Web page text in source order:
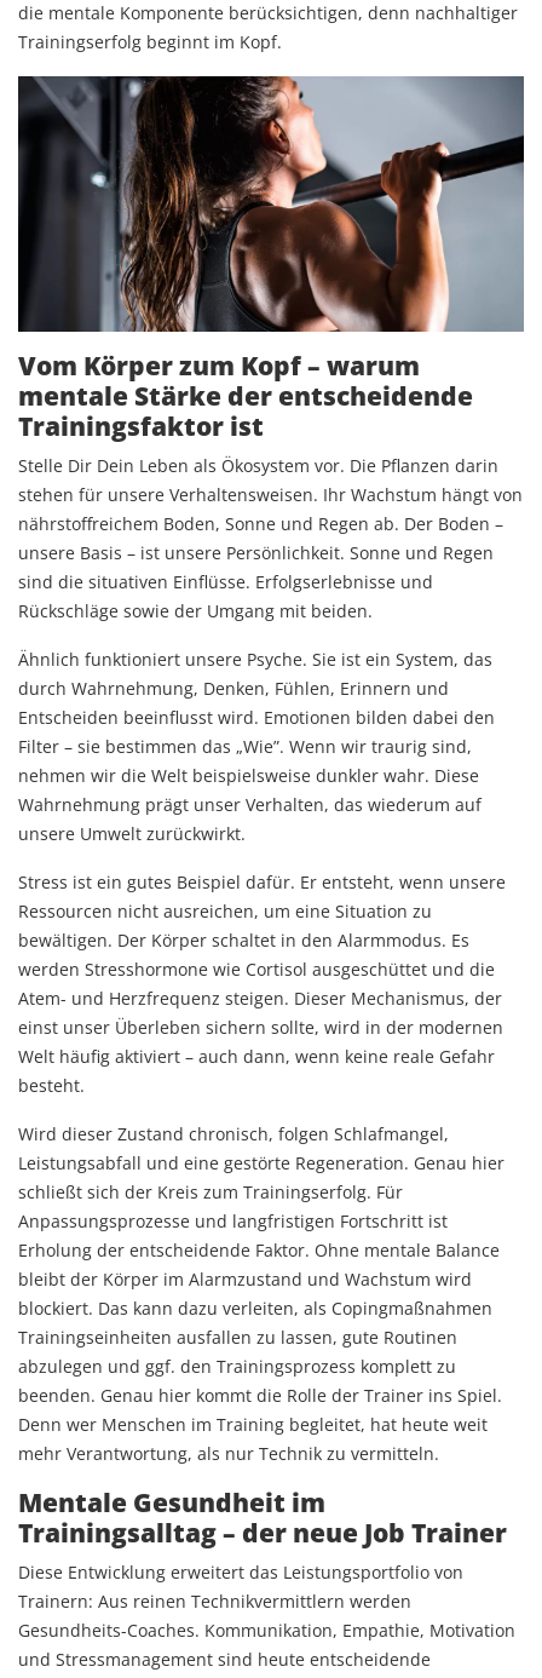
die mentale Komponente berücksichtigen, denn nachhaltiger
Trainingserfolg beginnt im Kopf.
Vom Körper zum Kopf – warum
mentale Stärke der entscheidende
Trainingsfaktor ist
Stelle Dir Dein Leben als Ökosystem vor. Die Pflanzen darin
stehen für unsere Verhaltensweisen. Ihr Wachstum hängt von
nährstoffreichem Boden, Sonne und Regen ab. Der Boden –
unsere Basis – ist unsere Persönlichkeit. Sonne und Regen
sind die situativen Einflüsse. Erfolgserlebnisse und
Rückschläge sowie der Umgang mit beiden.
Ähnlich funktioniert unsere Psyche. Sie ist ein System, das
durch Wahrnehmung, Denken, Fühlen, Erinnern und
Entscheiden beeinflusst wird. Emotionen bilden dabei den
Filter – sie bestimmen das „Wie”. Wenn wir traurig sind,
nehmen wir die Welt beispielsweise dunkler wahr. Diese
Wahrnehmung prägt unser Verhalten, das wiederum auf
unsere Umwelt zurückwirkt.
Stress ist ein gutes Beispiel dafür. Er entsteht, wenn unsere
Ressourcen nicht ausreichen, um eine Situation zu
bewältigen. Der Körper schaltet in den Alarmmodus. Es
werden Stresshormone wie Cortisol ausgeschüttet und die
Atem- und Herzfrequenz steigen. Dieser Mechanismus, der
einst unser Überleben sichern sollte, wird in der modernen
Welt häufig aktiviert – auch dann, wenn keine reale Gefahr
besteht.
Wird dieser Zustand chronisch, folgen Schlafmangel,
Leistungsabfall und eine gestörte Regeneration. Genau hier
schließt sich der Kreis zum Trainingserfolg. Für
Anpassungsprozesse und langfristigen Fortschritt ist
Erholung der entscheidende Faktor. Ohne mentale Balance
bleibt der Körper im Alarmzustand und Wachstum wird
blockiert. Das kann dazu verleiten, als Copingmaßnahmen
Trainingseinheiten ausfallen zu lassen, gute Routinen
abzulegen und ggf. den Trainingsprozess komplett zu
beenden. Genau hier kommt die Rolle der Trainer ins Spiel.
Denn wer Menschen im Training begleitet, hat heute weit
mehr Verantwortung, als nur Technik zu vermitteln.
Mentale Gesundheit im
Trainingsalltag – der neue Job Trainer
Diese Entwicklung erweitert das Leistungsportfolio von
Trainern: Aus reinen Technikvermittlern werden
Gesundheits-Coaches. Kommunikation, Empathie, Motivation
und Stressmanagement sind heute entscheidende